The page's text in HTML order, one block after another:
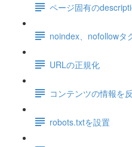
ページ固有の
noindex、nofollowタ
URLの正規化
コンテンツの情報を
robots.txtを設置